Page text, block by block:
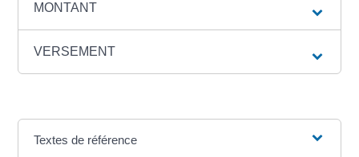
MONTANT
VERSEMENT
Textes de référence